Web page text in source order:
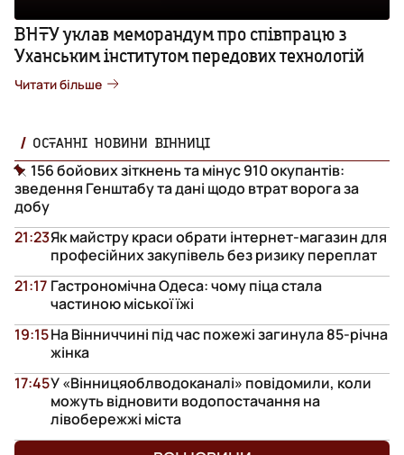
ВНТУ уклав меморандум про співпрацю з
Уханським інститутом передових технологій
Читати більше
ОСТАННІ НОВИНИ ВІННИЦІ
156 бойових зіткнень та мінус 910 окупантів:
зведення Генштабу та дані щодо втрат ворога за
добу
Як майстру краси обрати інтернет-магазин для
професійних закупівель без ризику переплат
21:23
Гастрономічна Одеса: чому піца стала
частиною міської їжі
21:17
На Вінниччині під час пожежі загинула 85-річна
жінка
19:15
У «Вінницяоблводоканалі» повідомили, коли
можуть відновити водопостачання на
лівобережжі міста
17:45